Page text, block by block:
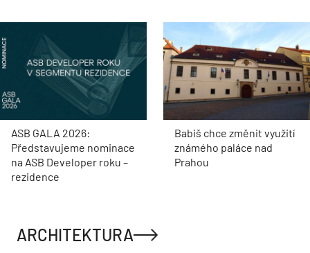
ASB GALA 2026:
Představujeme nominace
na ASB Developer roku –
rezidence
Babiš chce změnit využití
známého paláce nad
Prahou
ARCHITEKTURA